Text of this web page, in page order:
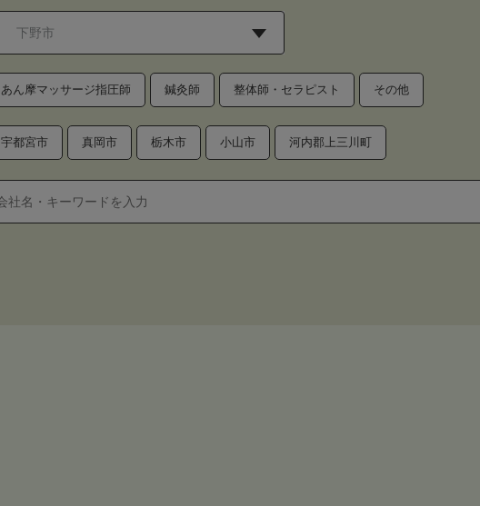
あん摩マッサージ指圧師 鍼灸師 整体師・セラピスト その他
宇都宮市 真岡市 栃木市 小山市 河内郡上三川町